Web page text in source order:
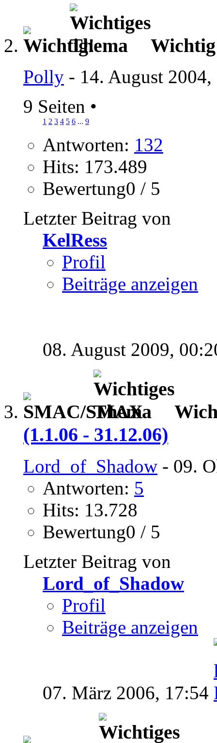
Polly - 14. August
9 Seiten •
1 2 3 4 5 6 ... 9
Antworten: 132
Hits: 173.489
Bewertung0 / 5
Letzter Beitrag von
KelRess
Profil
Beiträge anzeigen
08. August 2009,
(1.1.06 - 31.12.06)
Lord_of_Shadow - 09.
Antworten: 5
Hits: 13.728
Bewertung0 / 5
Letzter Beitrag von
Lord_of_Shadow
Profil
Beiträge anzeigen
07. März 2006, 17:54